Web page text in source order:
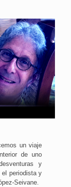
un viaje
de uno
y
periodista y
Seivane.